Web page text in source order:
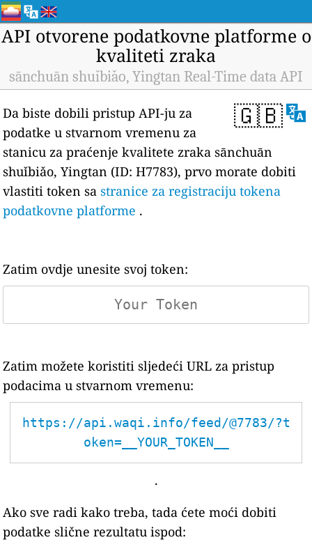
API otvorene podatkovne platforme o
kvaliteti zraka
sānchuān shuǐbiǎo, Yingtan Real-Time data API
🇬🇧
Da biste dobili pristup API-ju za
podatke u stvarnom vremenu za
stanicu za praćenje kvalitete zraka sānchuān
shuǐbiǎo, Yingtan (ID: H7783), prvo morate dobiti
vlastiti token sastranice za registraciju tokena
podatkovne platforme .
Zatim ovdje unesite svoj token:
Zatim možete koristiti sljedeći URL za pristup
podacima u stvarnom vremenu:
https://api.waqi.info/feed/@7783/?t
oken=__YOUR_TOKEN__
.
Ako sve radi kako treba, tada ćete moći dobiti
podatke slične rezultatu ispod: